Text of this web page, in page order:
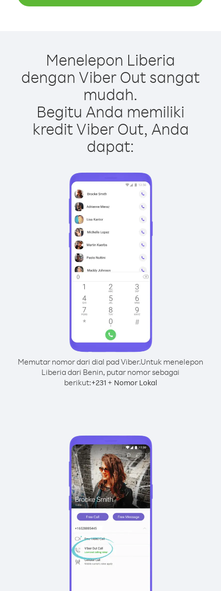
Menelepon Liberia
dengan Viber Out sangat
mudah.
Begitu Anda memiliki
kredit Viber Out, Anda
dapat:
Memutar nomor dari dial pad Viber.Untuk menelepon
Liberia dari Benin, putar nomor sebagai
berikut:+231+ Nomor Lokal